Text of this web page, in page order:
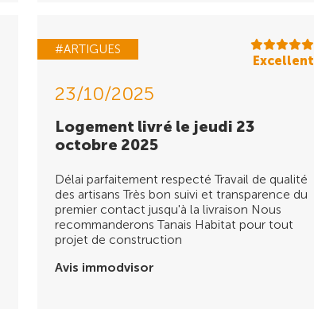
#ARTIGUES
Excellent
23/10/2025
Logement livré le jeudi 23
octobre 2025
Délai parfaitement respecté Travail de qualité
des artisans Très bon suivi et transparence du
premier contact jusqu'à la livraison Nous
recommanderons Tanais Habitat pour tout
projet de construction
Avis immodvisor